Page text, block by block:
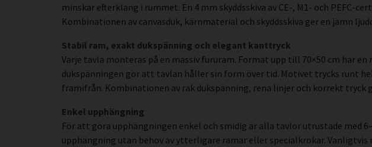
minskar efterklang i rummet. En 4 mm skyddsskiva av CE-, M1- och
Kombinationen av canvasduk, kärnmaterial och skyddsskiva ger en
Stabil ram, exakt dukspänning och elegant kanttryck
Varje tavla monteras på en massiv fururam. Format upp till 70×50 cm har
dukspänningen gör att tavlan håller sin form över tid. Motivet trycks runt
framifrån. Kombinationen av rak dukspänning, rena linjer och korrekt tryck
Enkel upphängning
För att göra upphängningen enkel och smidig är alla tavlor utrustade med
upphängning utan behov av ytterligare ramar eller specialkrokar.